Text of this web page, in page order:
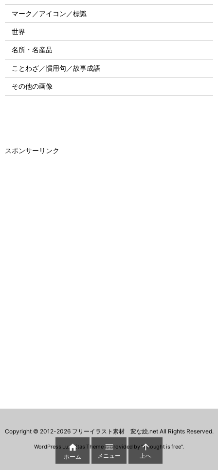
マーク／アイコン／標識
世界
名所・名産品
ことわざ／慣用句／故事成語
その他の画像
スポンサーリンク
Copyright © 2012-2026 フリーイラスト素材 変な絵.netAll Rights Reserved.
WordPress Luxeritas Theme is provided by "Thought is free".

ホーム

メニュー

上へ